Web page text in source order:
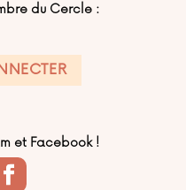
du Cercle :
et Facebook !